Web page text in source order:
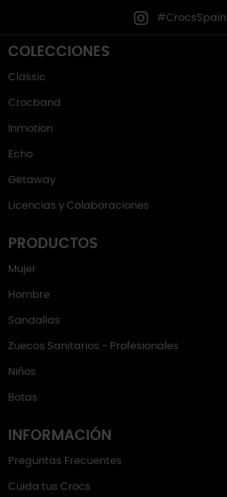
#CrocsSpain
COLECCIONES
Classic
Crocband
Inmotion
Echo
Getaway
Licencias y Colaboraciones
PRODUCTOS
Mujer
Hombre
Sandalias
Zuecos Sanitarios - Profesionales
Niños
Botas
INFORMACIÓN
Preguntas Frecuentes
Cuida tus Crocs